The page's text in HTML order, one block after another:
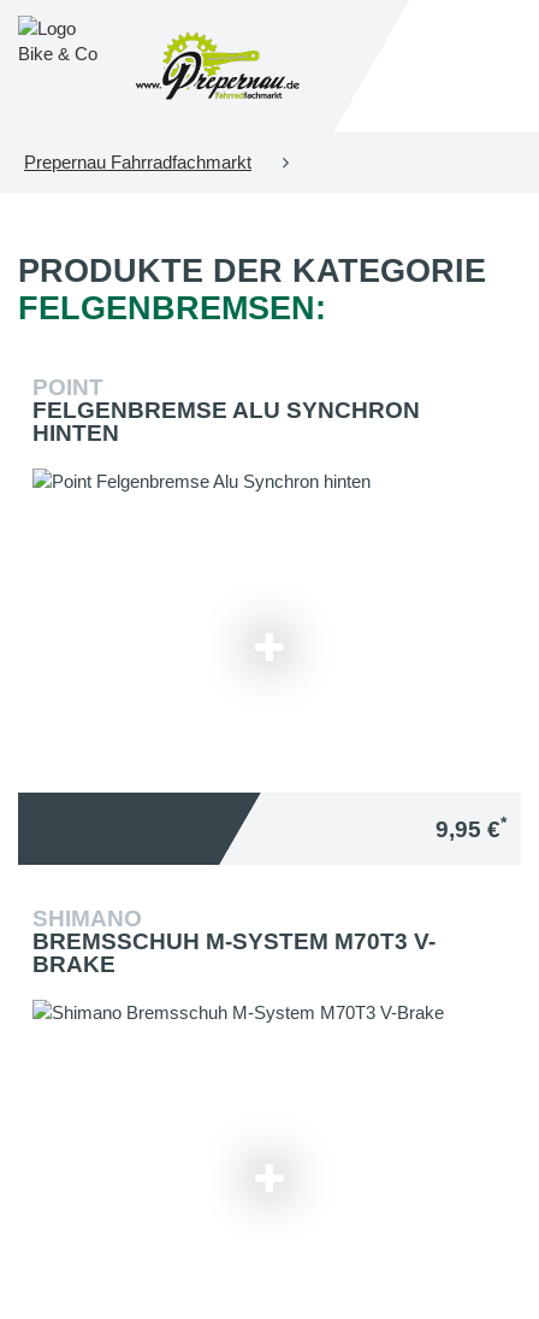
Prepernau Fahrradfachmarkt
PRODUKTE DER KATEGORIE
FELGENBREMSEN:
POINT
FELGENBREMSE ALU SYNCHRON
HINTEN
9,95 €*
SHIMANO
BREMSSCHUH M-SYSTEM M70T3 V-
BRAKE